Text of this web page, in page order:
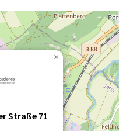
réactifs individuels, de kits
optimisés. Cette section
l'amplification et
avec un accent sur les
biologiques – qui
dans la
des
synthèses clients
Straße 71
×